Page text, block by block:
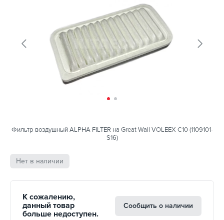
Фильтр воздушный ALPHA FILTER на Great Wall VOLEEX C10 (1109101-
S16)
Нет в наличии
К сожалению,
данный товар
больше недоступен.
Сообщить о наличии